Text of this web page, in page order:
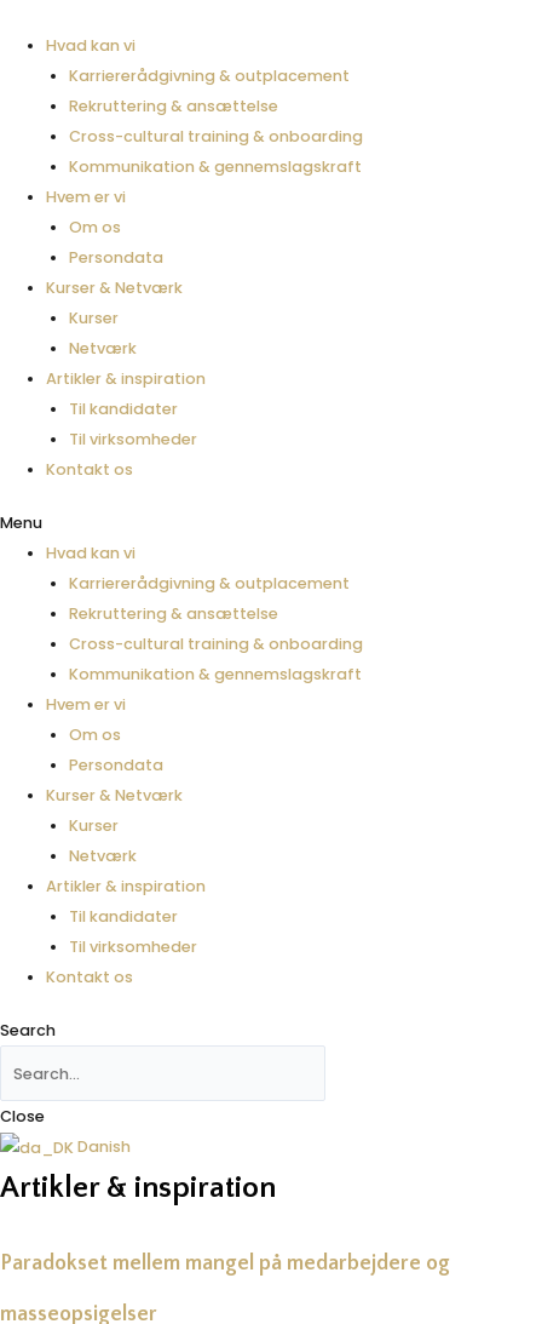
indholdet
Hvad kan vi
Karriererådgivning & outplacement
Rekruttering & ansættelse
Cross-cultural training & onboarding
Kommunikation & gennemslagskraft
Hvem er vi
Om os
Persondata
Kurser & Netværk
Kurser
Netværk
Artikler & inspiration
Til kandidater
Til virksomheder
Kontakt os
Menu
Hvad kan vi
Karriererådgivning & outplacement
Rekruttering & ansættelse
Cross-cultural training & onboarding
Kommunikation & gennemslagskraft
Hvem er vi
Om os
Persondata
Kurser & Netværk
Kurser
Netværk
Artikler & inspiration
Til kandidater
Til virksomheder
Kontakt os
Search
Close
Danish
Artikler & inspiration
Paradokset mellem mangel på medarbejdere og
masseopsigelser